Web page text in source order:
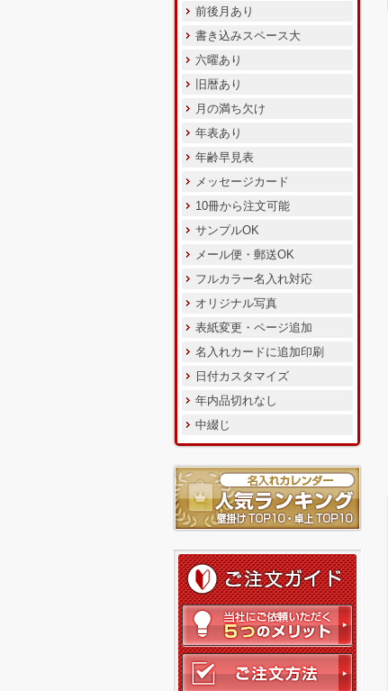
前後月あり
書き込みスペース大
六曜あり
旧暦あり
月の満ち欠け
年表あり
年齢早見表
メッセージカード
10冊から注文可能
サンプルOK
メール便・郵送OK
フルカラー名入れ対応
オリジナル写真
表紙変更・ページ追加
名入れカードに追加印刷
日付カスタマイズ
年内品切れなし
中綴じ